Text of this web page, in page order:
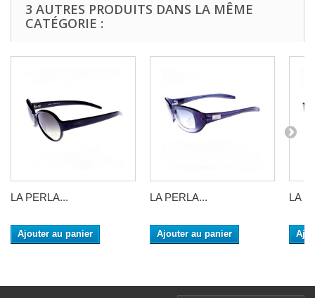
3 AUTRES PRODUITS DANS LA MÊME
CATÉGORIE :
LA PERLA...
Ajouter au panier
LA PERLA...
Ajouter au panier
LA